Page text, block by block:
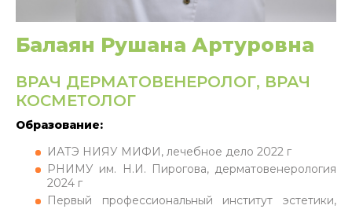
Балаян Рушана Артуровна
ВРАЧ ДЕРМАТОВЕНЕРОЛОГ, ВРАЧ
КОСМЕТОЛОГ
Образование:
ИАТЭ НИЯУ МИФИ, лечебное дело 2022 г
РНИМУ им. Н.И. Пирогова, дерматовенерология
2024 г
Первый профессиональный институт эстетики,